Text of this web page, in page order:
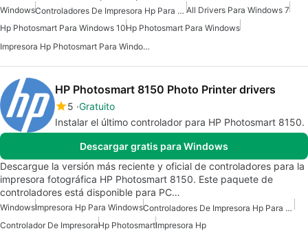
Windows Controladores De Impresora Hp Para Windows 7 All Drivers Para Windows 7
Hp Photosmart Para Windows 10Hp Photosmart Para Windows
Impresora Hp Photosmart Para Windows 7
HP Photosmart 8150 Photo Printer drivers
5 Gratuito
Instalar el último controlador para HP Photosmart 8150.
Descargar gratis para Windows
Descargue la versión más reciente y oficial de controladores para la
impresora fotográfica HP Photosmart 8150. Este paquete de
controladores está disponible para PC…
WindowsImpresora Hp Para Windows
Controladores De Impresora Hp Para Windows 7
Controlador De ImpresoraHp PhotosmartImpresora Hp